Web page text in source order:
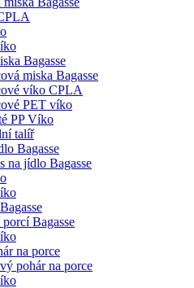
Bagasse
miska Bagasse
víko CPLA
PET víko
PP Víko
talíř
Bagasse
na jídlo Bagasse
Bagasse
na porce
pohár na porce